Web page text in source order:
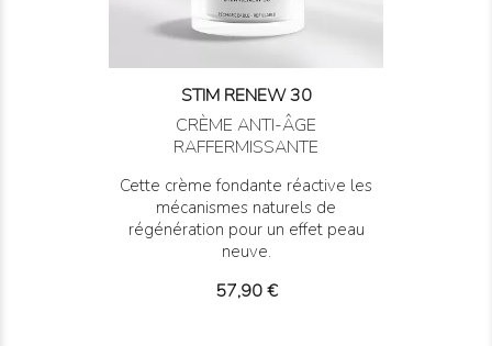
STIM RENEW 30
CRÈME ANTI-ÂGE
RAFFERMISSANTE
Cette crème fondante réactive les
mécanismes naturels de
régénération pour un effet peau
neuve.
Prix
57,90 €